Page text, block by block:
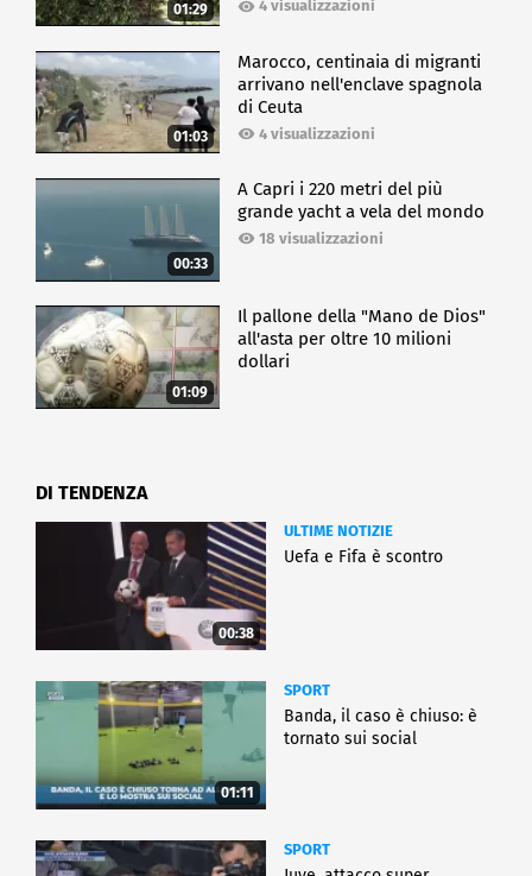
01:29 4 visualizzazioni
01:03
Marocco, centinaia di migranti
arrivano nell'enclave spagnola
di Ceuta
4 visualizzazioni
00:33
A Capri i 220 metri del più
grande yacht a vela del mondo
18 visualizzazioni
01:09
Il pallone della "Mano de Dios"
all'asta per oltre 10 milioni
dollari
DI TENDENZA
00:38
ULTIME NOTIZIE
Uefa e Fifa è scontro
01:11
SPORT
Banda, il caso è chiuso: è
tornato sui social
SPORT